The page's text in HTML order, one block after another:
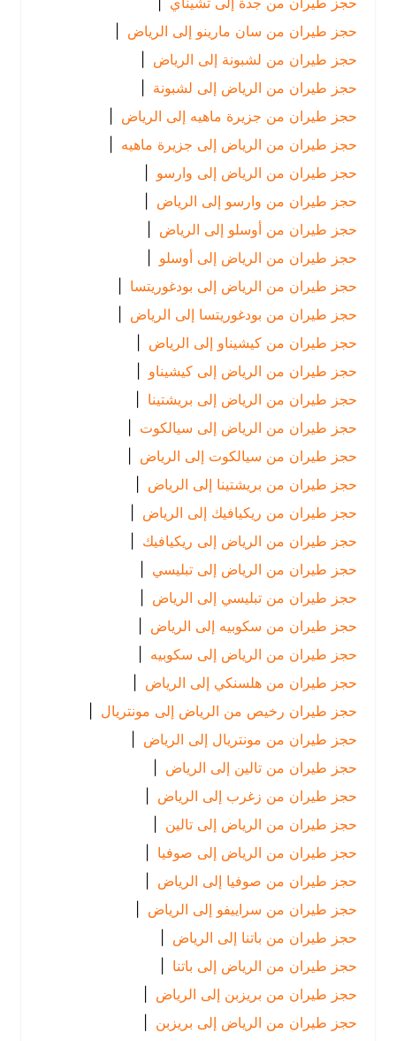
حجز طيران من سان مارينو إلى الرياض
|
حجز طيران من لشبونة إلى الرياض
|
حجز طيران من الرياض إلى لشبونة |
حجز طيران من جزيرة ماهيه إلى الرياض
|
حجز طيران من الرياض إلى جزيرة ماهيه |
حجز طيران من الرياض إلى وارسو
|
حجز طيران من وارسو إلى الرياض
|
حجز طيران من أوسلو إلى الرياض
|
حجز طيران من الرياض إلى أوسلو
|
حجز طيران من الرياض إلى بودغوريتسا
|
حجز طيران من بودغوريتسا إلى الرياض
|
حجز طيران من كيشيناو إلى الرياض
|
حجز طيران من الرياض إلى كيشيناو |
حجز طيران من الرياض إلى بريشتينا |
حجز طيران من الرياض إلى سيالكوت |
حجز طيران من سيالكوت إلى الرياض
|
حجز طيران من بريشتينا إلى الرياض
|
حجز طيران من ريكيافيك إلى الرياض
|
حجز طيران من الرياض إلى ريكيافيك |
حجز طيران من الرياض إلى تبليسي |
حجز طيران من تبليسي إلى الرياض
|
حجز طيران من سكوبيه إلى الرياض
|
حجز طيران من الرياض إلى سكوبيه |
حجز طيران من هلسنكي إلى الرياض
|
حجز طيران رخيص من الرياض إلى مونتريال |
حجز طيران من مونتريال إلى الرياض
|
حجز طيران من تالين إلى الرياض
|
حجز طيران من زغرب إلى الرياض
|
حجز طيران من الرياض إلى تالين
|
حجز طيران من الرياض إلى صوفيا
|
حجز طيران من صوفيا إلى الرياض
|
حجز طيران من سراييفو إلى الرياض
|
حجز طيران من باتنا إلى الرياض
|
حجز طيران من الرياض إلى باتنا |
حجز طيران من بريزبن إلى الرياض
|
حجز طيران من الرياض إلى بريزبن |